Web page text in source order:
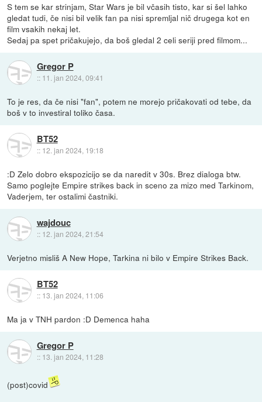
S tem se kar strinjam, Star Wars je bil včasih tisto, kar si šel lahko
gledat tudi, če nisi bil velik fan pa nisi spremljal nič drugega kot en
film vsakih nekaj let.
Sedaj pa spet pričakujejo, da boš gledal 2 celi seriji pred filmom...
Gregor P
:: 11. jan 2024, 09:41
To je res, da če nisi "fan", potem ne morejo pričakovati od tebe, da
boš v to investiral toliko časa.
BT52
:: 12. jan 2024, 19:18
:D Zelo dobro ekspozicijo se da naredit v 30s. Brez dialoga btw.
Samo poglejte Empire strikes back in sceno za mizo med Tarkinom,
Vaderjem, ter ostalimi častniki.
wajdouc
:: 12. jan 2024, 21:54
Verjetno misliš A New Hope, Tarkina ni bilo v Empire Strikes Back.
BT52
:: 13. jan 2024, 11:06
Ma ja v TNH pardon :D Demenca haha
Gregor P
:: 13. jan 2024, 11:28
(post)covid